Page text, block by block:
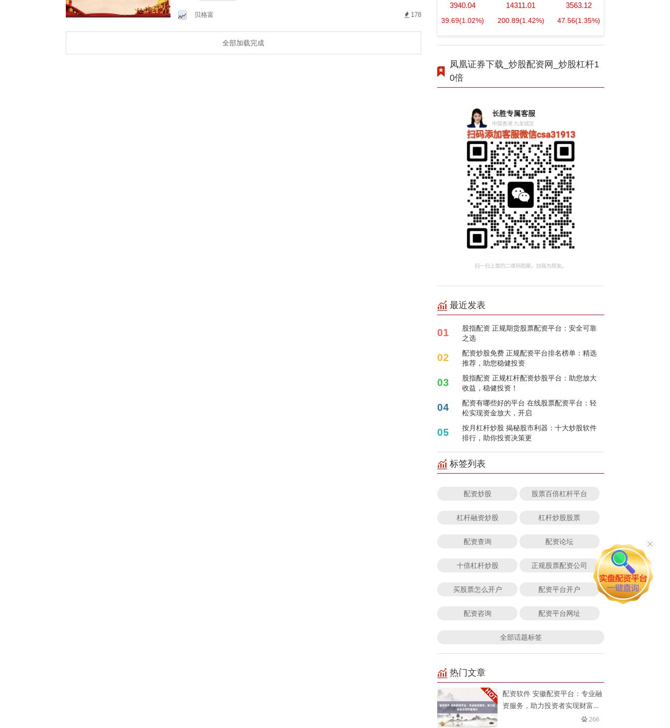
贝格富 178
全部加载完成
3940.04
39.69(1.02%)
14311.01
200.89(1.42%)
3563.12
47.56(1.35%)
凤凰证券下载_炒股配资网_炒股杠杆1
0倍
最近发表
01
股指配资 正规期货股票配资平台：安全可靠
之选
02
配资炒股免费 正规配资平台排名榜单：精选
推荐，助您稳健投资
03
股指配资 正规杠杆配资炒股平台：助您放大
收益，稳健投资！
04
配资有哪些好的平台 在线股票配资平台：轻
松实现资金放大，开启
05
按月杠杆炒股 揭秘股市利器：十大炒股软件
排行，助你投资决策更
标签列表
配资炒股 股票百倍杠杆平台
杠杆融资炒股 杠杆炒股股票
配资查询 配资论坛
十倍杠杆炒股 正规股票配资公司
买股票怎么开户 配资平台开户
配资咨询 配资平台网址
全部话题标签
热门文章
配资软件 安徽配资平台：专业融
资服务，助力投资者实现财富增
266